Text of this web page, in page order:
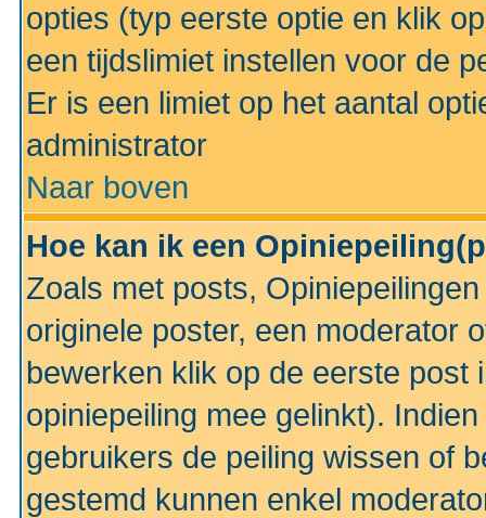
opties (typ eerste optie en klik
een tijdslimiet instellen voor de
Er is een limiet op het aantal
administrator
Naar boven
Hoe kan ik een
Zoals met posts,
originele poster, een moderator
bewerken klik op de eerste post
opiniepeiling mee gelinkt).
gebruikers de peiling wissen of
gestemd kunnen enkel